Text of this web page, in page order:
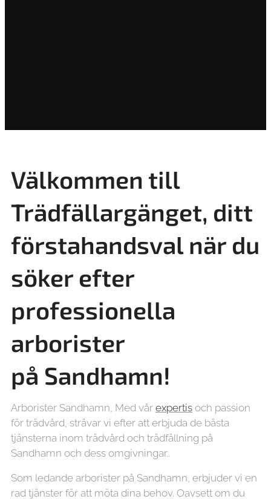
Välkommen till
Trädfällargänget, ditt
förstahandsval när du
söker efter
professionella
arborister
på Sandhamn!
Arborister Sandhamn, Med vår expertis och passion
för trädvård, strävar vi efter att erbjuda de bästa
tjänsterna inom trädvård och trädfällning på
Sandhamn och dess omgivningar..
Som ledande arborister på Sandhamn, erbjuder vi en
rad tjänster för att möta dina behov. Oavsett om du